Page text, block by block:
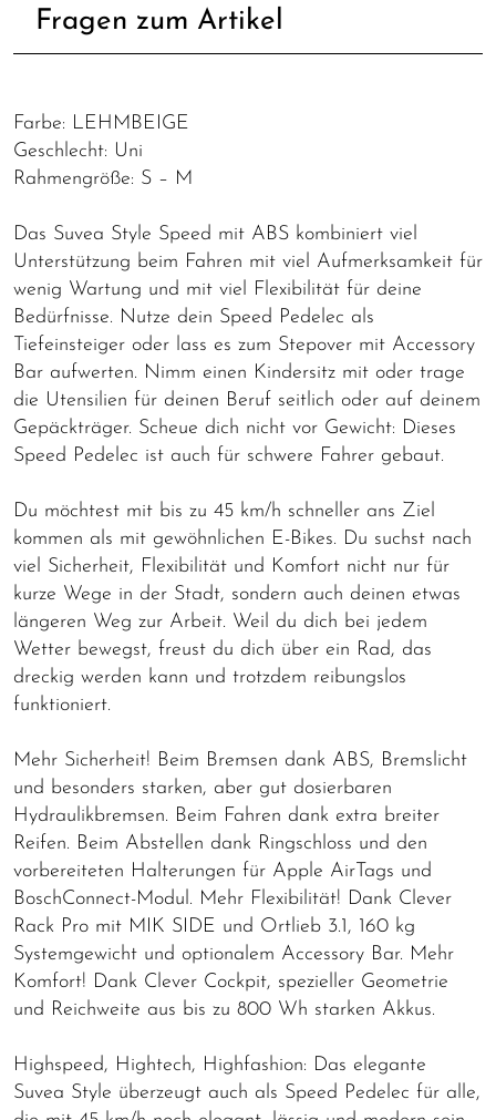
Fragen zum Artikel
Farbe: LEHMBEIGE
Geschlecht: Uni
Rahmengröße: S – M
Das Suvea Style Speed mit ABS kombiniert viel
Unterstützung beim Fahren mit viel Aufmerksamkeit für
wenig Wartung und mit viel Flexibilität für deine
Bedürfnisse. Nutze dein Speed Pedelec als
Tiefeinsteiger oder lass es zum Stepover mit Accessory
Bar aufwerten. Nimm einen Kindersitz mit oder trage
die Utensilien für deinen Beruf seitlich oder auf deinem
Gepäckträger. Scheue dich nicht vor Gewicht: Dieses
Speed Pedelec ist auch für schwere Fahrer gebaut.
Du möchtest mit bis zu 45 km/h schneller ans Ziel
kommen als mit gewöhnlichen E-Bikes. Du suchst nach
viel Sicherheit, Flexibilität und Komfort nicht nur für
kurze Wege in der Stadt, sondern auch deinen etwas
längeren Weg zur Arbeit. Weil du dich bei jedem
Wetter bewegst, freust du dich über ein Rad, das
dreckig werden kann und trotzdem reibungslos
funktioniert.
Mehr Sicherheit! Beim Bremsen dank ABS, Bremslicht
und besonders starken, aber gut dosierbaren
Hydraulikbremsen. Beim Fahren dank extra breiter
Reifen. Beim Abstellen dank Ringschloss und den
vorbereiteten Halterungen für Apple AirTags und
BoschConnect-Modul. Mehr Flexibilität! Dank Clever
Rack Pro mit MIK SIDE und Ortlieb 3.1, 160 kg
Systemgewicht und optionalem Accessory Bar. Mehr
Komfort! Dank Clever Cockpit, spezieller Geometrie
und Reichweite aus bis zu 800 Wh starken Akkus.
Highspeed, Hightech, Highfashion: Das elegante
Suvea Style überzeugt auch als Speed Pedelec für alle,